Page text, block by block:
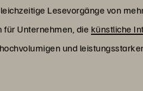
Lesevorgänge von
für Unternehmen, die künstliche
und